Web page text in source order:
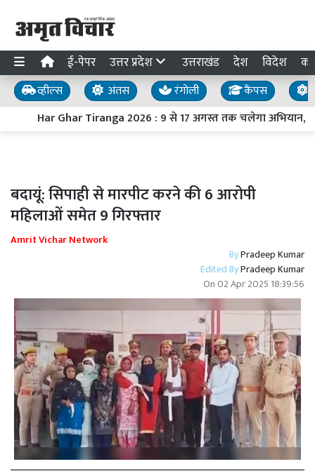
ई-पेपर उत्तर प्रदेश उत्तराखंड देश विदेश
व्हील्स अंतस रंगोली कैंपस
Har Ghar Tiranga 2026 : 9 से 17 अगस्त तक चलेगा अभियान,
बदायूं: सिपाही से मारपीट करने की 6 आरोपी
महिलाओं समेत 9 गिरफ्तार
Amrit Vichar Network
ByPradeep Kumar
Edited ByPradeep Kumar
On02 Apr 2025 18:39:56